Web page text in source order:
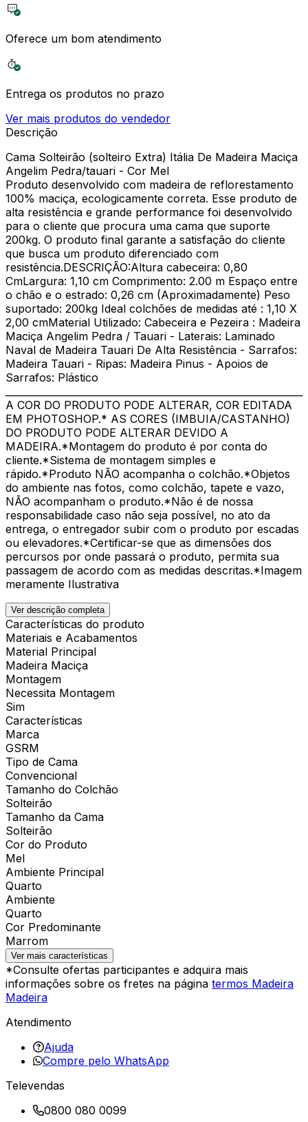
Oferece um bom atendimento
Entrega os produtos no prazo
Ver mais produtos do vendedor
Descrição
Cama Solteirão (solteiro Extra) Itália De Madeira Maciça
Angelim Pedra/tauari - Cor Mel
Produto desenvolvido com madeira de reflorestamento
100% maciça, ecologicamente correta. Esse produto de
alta resistência e grande performance foi desenvolvido
para o cliente que procura uma cama que suporte
200kg. O produto final garante a satisfação do cliente
que busca um produto diferenciado com
resistência.DESCRIÇÃO:Altura cabeceira: 0,80
CmLargura: 1,10 cm Comprimento: 2.00 m Espaço entre
o chão e o estrado: 0,26 cm (Aproximadamente) Peso
suportado: 200kg Ideal colchões de medidas até : 1,10 X
2,00 cmMaterial Utilizado: Cabeceira e Pezeira : Madeira
Maciça Angelim Pedra / Tauari - Laterais: Laminado
Naval de Madeira Tauari De Alta Resistência - Sarrafos:
Madeira Tauari - Ripas: Madeira Pinus - Apoios de
Sarrafos: Plástico
A COR DO PRODUTO PODE ALTERAR, COR EDITADA
EM PHOTOSHOP.* AS CORES (IMBUIA/CASTANHO)
DO PRODUTO PODE ALTERAR DEVIDO A
MADEIRA.*Montagem do produto é por conta do
cliente.*Sistema de montagem simples e
rápido.*Produto NÃO acompanha o colchão.*Objetos
do ambiente nas fotos, como colchão, tapete e vazo,
NÃO acompanham o produto.*Não é de nossa
responsabilidade caso não seja possível, no ato da
entrega, o entregador subir com o produto por escadas
ou elevadores.*Certificar-se que as dimensões dos
percursos por onde passará o produto, permita sua
passagem de acordo com as medidas descritas.*Imagem
meramente Ilustrativa
Ver descrição completa
Características do produto
Materiais e Acabamentos
Material Principal
Madeira Maciça
Montagem
Necessita Montagem
Sim
Características
Marca
GSRM
Tipo de Cama
Convencional
Tamanho do Colchão
Solteirão
Tamanho da Cama
Solteirão
Cor do Produto
Mel
Ambiente Principal
Quarto
Ambiente
Quarto
Cor Predominante
Marrom
Ver mais características
*Consulte ofertas participantes e adquira mais
informações sobre os fretes na página termos Madeira
Madeira
Atendimento
Ajuda
Compre pelo WhatsApp
Televendas
0800 080 0099